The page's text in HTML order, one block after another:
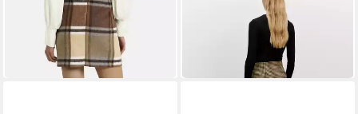
Bleistiftrock LANINO aus
weicher Wollmischung
139,99 €
A-Linien-Rock Josie (1-tlg)
Plain/ohne Details